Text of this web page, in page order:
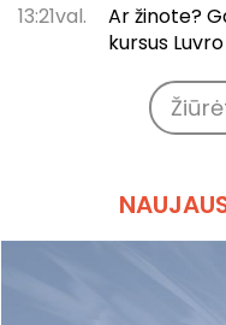
13:21val.
Ar žinote?
kursus